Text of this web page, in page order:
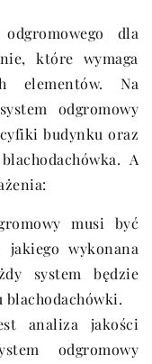
dla
które wymaga
elementów. Na
odgromowy
budynku oraz
A
musi być
wykonana
system będzie
blachodachówki.
analiza jakości
odgromowy